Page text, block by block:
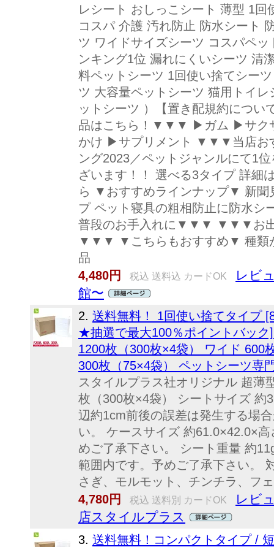
レシート おしっこシート 薄型 1
コスパ 介護 汚れ防止 防水シート
ツ ワイドサイズシーツ コスパペ
ンキング1位 漏れにくいシーツ 清
料ペットシーツ 1回使い捨てシー
ツ 大容量ペットシーツ 猫用トイ
ットシーツ ）【置き配規約につ
品はこちら！▼▼▼ ▶ガム ▶サク
かけ ▶サプリメント ▼▼▼当店お
ング2023／ペットジャンルにて1
ざいます！！ 選べる3タイプ 詳細
ら ▼おすすめラインナップ▼ 新聞
プ ペット寝具の粗相防止に防水
普段のお手入れに▼▼▼ ▼▼▼お出
▼▼▼ ▼こちらもおすすめ▼ 種類
品
4,480円
税込 送料込 カードOK
レビ
館〜
2. 送料無料！ 1回使い捨てタイプ
★抽選で最大100％ポイントバッ
1200枚（300枚×4袋） ワイド 600
300枚（75×4袋） ペットシーツ専
スタイルプラス社オリジナル 超薄
枚（300枚×4袋） シートサイズ 約
辺約1cm前後の誤差は発生する場
い。 ケースサイズ 約61.0×42.0×
めご了承下さい。 シート重量 約
範囲内です。予めご了承下さい。
さぎ、モルモット、チンチラ、フ
4,780円
税込 送料別 カードOK
レビ
店スタイルプラス
3. 送料無料！コンパクトタイプ /